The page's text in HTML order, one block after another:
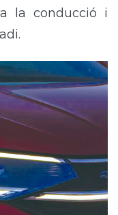
la conducció i